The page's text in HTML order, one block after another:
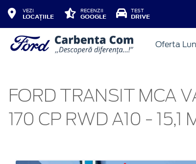
VEZI
LOCAȚIILE
RECENZII
GOOGLE
TEST
DRIVE
Oferta
FORD TRANSIT MCA
170 CP RWD A10 - 15,1